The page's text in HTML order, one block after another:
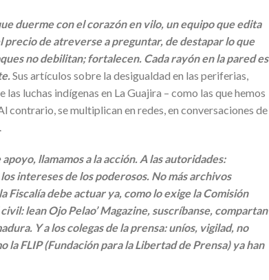
duerme con el corazón en vilo, un equipo que edita
precio de atreverse a preguntar, de destapar lo que
no debilitan; fortalecen. Cada rayón en la pared es
Sus artículos sobre la desigualdad en las periferias,
luchas indígenas en La Guajira – como las que hemos
contrario, se multiplican en redes, en conversaciones de
llamamos a la acción. A las autoridades:
intereses de los poderosos. No más archivos
debe actuar ya, como lo exige la Comisión
lean Ojo Pelao’ Magazine, suscríbanse, compartan
Y a los colegas de la prensa: uníos, vigilad, no
la FLIP (Fundación para la Libertad de Prensa) ya han